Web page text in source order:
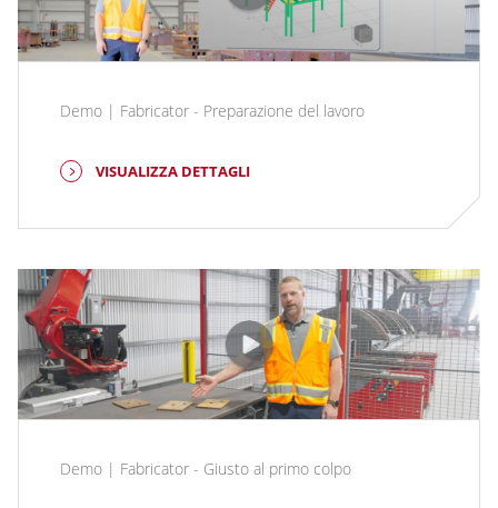
Demo | Fabricator - Preparazione del lavoro
VISUALIZZA DETTAGLI
Demo | Fabricator - Giusto al primo colpo